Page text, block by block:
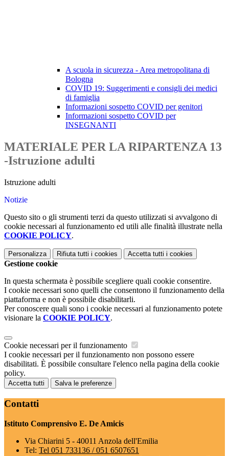
A scuola in sicurezza - Area metropolitana di
Bologna
COVID 19: Suggerimenti e consigli dei medici
di famiglia
Informazioni sospetto COVID per genitori
Informazioni sospetto COVID per
INSEGNANTI
MATERIALE PER LA RIPARTENZA 13
-Istruzione adulti
Istruzione adulti
Notizie
Questo sito o gli strumenti terzi da questo utilizzati si avvalgono di
cookie necessari al funzionamento ed utili alle finalità illustrate nella
COOKIE POLICY.
Personalizza Rifiuta tutti i cookies Accetta tutti i cookies
Gestione cookie
In questa schermata è possibile scegliere quali cookie consentire.
I cookie necessari sono quelli che consentono il funzionamento della
piattaforma e non è possibile disabilitarli.
Per conoscere quali sono i cookie necessari al funzionamento potete
visionare la COOKIE POLICY.
Cookie necessari per il funzionamento
I cookie necessari per il funzionamento non possono essere
disabilitati. È possibile consultare l'elenco nella pagina della cookie
policy.
Accetta tutti Salva le preferenze
Contatti
Istituto Comprensivo E. De Amicis
Via Chiarini 5 - 40011 Anzola dell'Emilia
Tel: Tel 051 733136 / 051 6507651